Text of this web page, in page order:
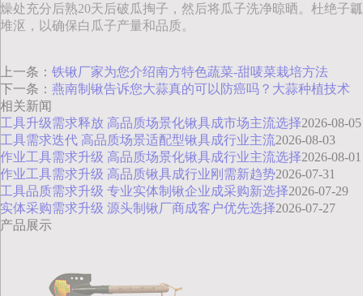
燥处充分后熟20天后破瓜掏子，然后将瓜子洗净晾晒。杜绝子瓤
堆沤，以确保白瓜子产量和品质。
上一条： 铁锹厂家为您介绍南方特色蔬菜-甜唛菜栽培方法
下一条： 燕南制锹告诉您大蒜真的可以防癌吗？大蒜种植技术
相关新闻
工具升级需求释放 高品质场景化锹具成市场主流选择2026-08-05
工具需求迭代 高品质场景适配型锹具成行业主流2026-08-03
作业工具需求升级 高品质场景化锹具成行业主流选择2026-08-01
作业工具需求升级 高品质锹具成行业刚需新趋势2026-07-31
工具品质需求升级 专业实体制锹企业成采购新选择2026-07-29
实体采购需求升级 源头制锹厂商成客户优先选择2026-07-27
产品展示